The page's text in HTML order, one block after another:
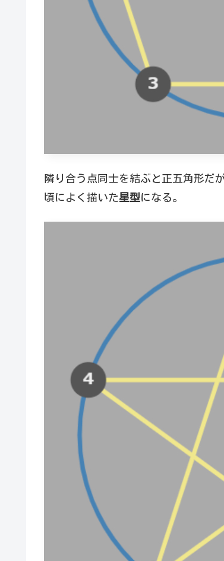
隣り合う点同士を結ぶと正五角形だが
頃によく描いた星型になる。